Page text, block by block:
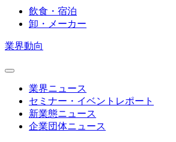
飲食・宿泊
卸・メーカー
業界動向
業界ニュース
セミナー・イベントレポート
新業態ニュース
企業団体ニュース